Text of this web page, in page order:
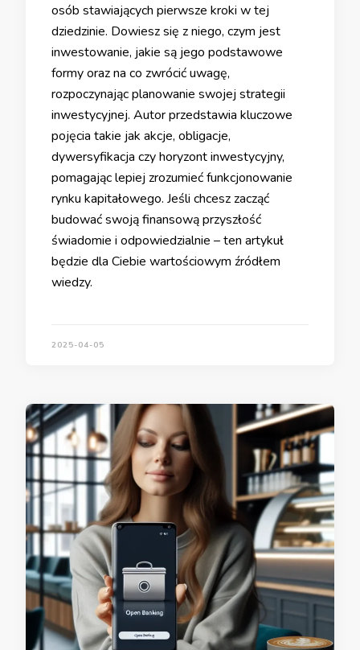
osób stawiających pierwsze kroki w tej
dziedzinie. Dowiesz się z niego, czym jest
inwestowanie, jakie są jego podstawowe
formy oraz na co zwrócić uwagę,
rozpoczynając planowanie swojej strategii
inwestycyjnej. Autor przedstawia kluczowe
pojęcia takie jak akcje, obligacje,
dywersyfikacja czy horyzont inwestycyjny,
pomagając lepiej zrozumieć funkcjonowanie
rynku kapitałowego. Jeśli chcesz zacząć
budować swoją finansową przyszłość
świadomie i odpowiedzialnie – ten artykuł
będzie dla Ciebie wartościowym źródłem
wiedzy.
2025-04-05